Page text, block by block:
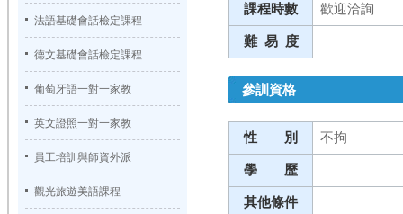
法語基礎會話檢定課程
德文基礎會話檢定課程
葡萄牙語一對一家教
英文證照一對一家教
員工培訓與師資外派
觀光旅遊美語課程
課程時數 歡迎洽詢
難 易 度
參訓資格
性 別 不拘
學 歷
其他條件